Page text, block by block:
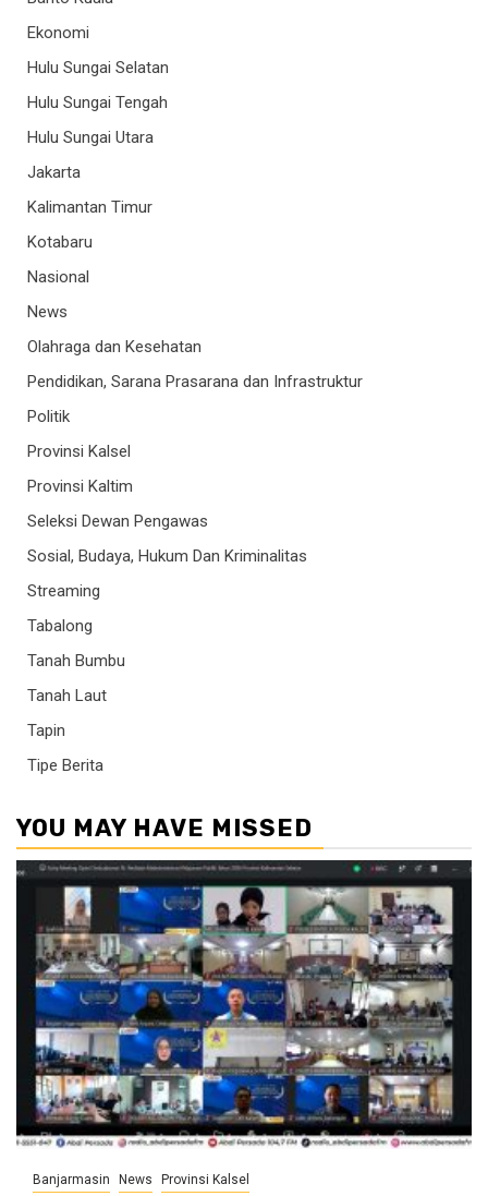
Ekonomi
Hulu Sungai Selatan
Hulu Sungai Tengah
Hulu Sungai Utara
Jakarta
Kalimantan Timur
Kotabaru
Nasional
News
Olahraga dan Kesehatan
Pendidikan, Sarana Prasarana dan Infrastruktur
Politik
Provinsi Kalsel
Provinsi Kaltim
Seleksi Dewan Pengawas
Sosial, Budaya, Hukum Dan Kriminalitas
Streaming
Tabalong
Tanah Bumbu
Tanah Laut
Tapin
Tipe Berita
YOU MAY HAVE MISSED
Banjarmasin News Provinsi Kalsel